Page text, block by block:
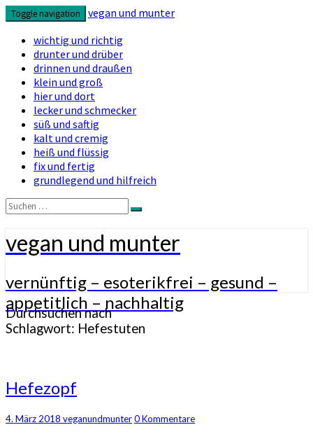
Toggle navigation
vegan und munter
wichtig und richtig
drunter und drüber
drinnen und draußen
klein und groß
hier und dort
lecker und schmecker
süß und saftig
kalt und cremig
heiß und flüssig
fix und fertig
grundlegend und hilfreich
Suchen
nach:
Suchen
vegan und munter
vernünftig – esoterikfrei – gesund –
appetitlich – nachhaltig
Durchsuchen nach
Schlagwort: Hefestuten
Hefezopf
Hefezopf
4. März 2018 veganundmunterKommentare
0 Kommentare